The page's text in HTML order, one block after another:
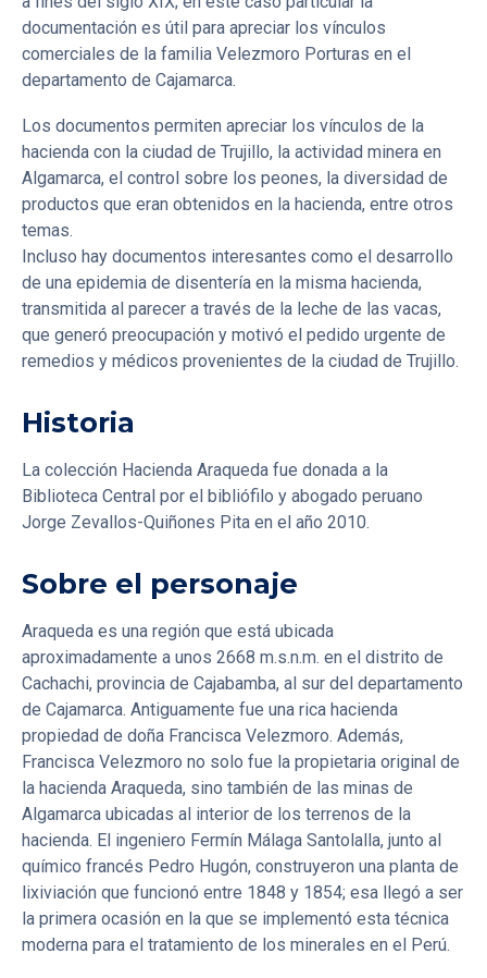
documentación es útil para apreciar los vínculos
comerciales de la familia Velezmoro Porturas en el
departamento de Cajamarca.
Los documentos permiten apreciar los vínculos de la
hacienda con la ciudad de Trujillo, la actividad minera en
Algamarca, el control sobre los peones, la diversidad de
productos que eran obtenidos en la hacienda, entre otros
temas.
Incluso hay documentos interesantes como el desarrollo
de una epidemia de disentería en la misma hacienda,
transmitida al parecer a través de la leche de las vacas,
que generó preocupación y motivó el pedido urgente de
remedios y médicos provenientes de la ciudad de Trujillo.
Historia
La colección Hacienda Araqueda fue donada a la
Biblioteca Central por el bibliófilo y abogado peruano
Jorge Zevallos-Quiñones Pita en el año 2010.
Sobre el personaje
Araqueda es una región que está ubicada
aproximadamente a unos 2668 m.s.n.m. en el distrito de
Cachachi, provincia de Cajabamba, al sur del departamento
de Cajamarca. Antiguamente fue una rica hacienda
propiedad de doña Francisca Velezmoro. Además,
Francisca Velezmoro no solo fue la propietaria original de
la hacienda Araqueda, sino también de las minas de
Algamarca ubicadas al interior de los terrenos de la
hacienda. El ingeniero Fermín Málaga Santolalla, junto al
químico francés Pedro Hugón, construyeron una planta de
lixiviación que funcionó entre 1848 y 1854; esa llegó a ser
la primera ocasión en la que se implementó esta técnica
moderna para el tratamiento de los minerales en el Perú.